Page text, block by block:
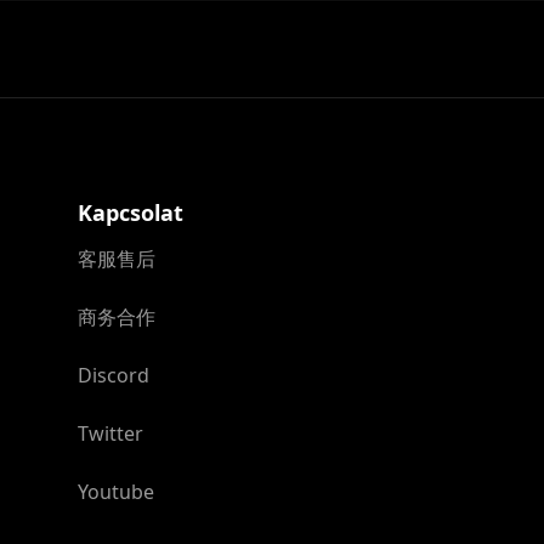
Kapcsolat
客服售后
商务合作
Discord
Twitter
Youtube